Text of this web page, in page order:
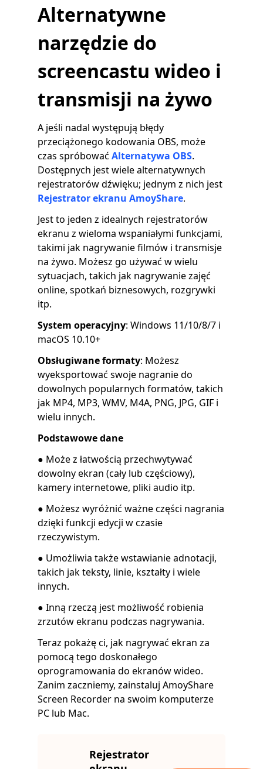
Alternatywne
narzędzie do
screencastu wideo i
transmisji na żywo
A jeśli nadal występują błędy
przeciążonego kodowania OBS, może
czas spróbować Alternatywa OBS.
Dostępnych jest wiele alternatywnych
rejestratorów dźwięku; jednym z nich jest
Rejestrator ekranu AmoyShare.
Jest to jeden z idealnych rejestratorów
ekranu z wieloma wspaniałymi funkcjami,
takimi jak nagrywanie filmów i transmisje
na żywo. Możesz go używać w wielu
sytuacjach, takich jak nagrywanie zajęć
online, spotkań biznesowych, rozgrywki
itp.
System operacyjny: Windows 11/10/8/7 i
macOS 10.10+
Obsługiwane formaty: Możesz
wyeksportować swoje nagranie do
dowolnych popularnych formatów, takich
jak MP4, MP3, WMV, M4A, PNG, JPG, GIF i
wielu innych.
Podstawowe dane
● Może z łatwością przechwytywać
dowolny ekran (cały lub częściowy),
kamery internetowe, pliki audio itp.
● Możesz wyróżnić ważne części nagrania
dzięki funkcji edycji w czasie
rzeczywistym.
● Umożliwia także wstawianie adnotacji,
takich jak teksty, linie, kształty i wiele
innych.
● Inną rzeczą jest możliwość robienia
zrzutów ekranu podczas nagrywania.
Teraz pokażę ci, jak nagrywać ekran za
pomocą tego doskonałego
oprogramowania do ekranów wideo.
Zanim zaczniemy, zainstaluj AmoyShare
Screen Recorder na swoim komputerze
PC lub Mac.
Rejestrator